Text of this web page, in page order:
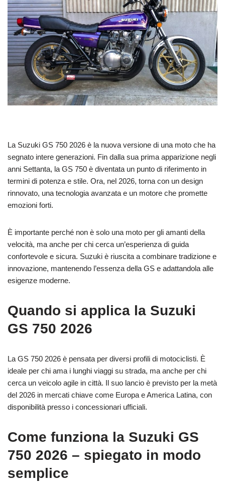
La Suzuki GS 750 2026 è la nuova versione di una moto che ha
segnato intere generazioni. Fin dalla sua prima apparizione negli
anni Settanta, la GS 750 è diventata un punto di riferimento in
termini di potenza e stile. Ora, nel 2026, torna con un design
rinnovato, una tecnologia avanzata e un motore che promette
emozioni forti.
È importante perché non è solo una moto per gli amanti della
velocità, ma anche per chi cerca un’esperienza di guida
confortevole e sicura. Suzuki è riuscita a combinare tradizione e
innovazione, mantenendo l’essenza della GS e adattandola alle
esigenze moderne.
Quando si applica la Suzuki
GS 750 2026
La GS 750 2026 è pensata per diversi profili di motociclisti. È
ideale per chi ama i lunghi viaggi su strada, ma anche per chi
cerca un veicolo agile in città. Il suo lancio è previsto per la metà
del 2026 in mercati chiave come Europa e America Latina, con
disponibilità presso i concessionari ufficiali.
Come funziona la Suzuki GS
750 2026 – spiegato in modo
semplice